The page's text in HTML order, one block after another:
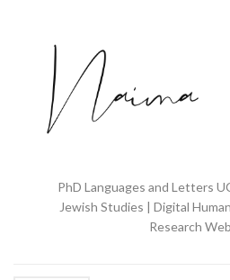
PhD Languages and Letters
Jewish Studies | Digital
Research